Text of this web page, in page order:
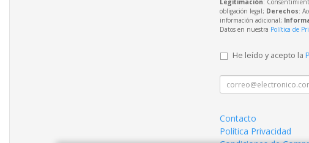
Legitimación:
obligación legal; Derechos:
información adicional;
Datos en nuestra Política de
He leído y acepto la
Contacto
Política Privacidad